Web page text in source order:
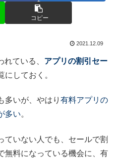
コピー
2021.12.09
れている、 アプリの割引セー
にしておく。
多いが、やはり 有料アプリの
多い。
ていない人でも、セールで割
無料になっている機会に、有